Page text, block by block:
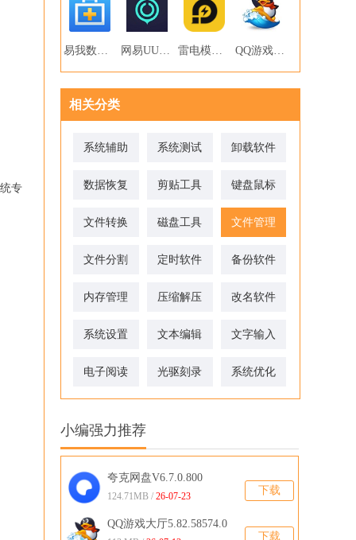
专
易我数据恢复 网易UU网游加速器 雷电模拟器 QQ游戏大厅
相关分类
系统辅助 系统测试 卸载软件
数据恢复 剪贴工具 键盘鼠标
文件转换 磁盘工具 文件管理
文件分割 定时软件 备份软件
内存管理 压缩解压 改名软件
系统设置 文本编辑 文字输入
电子阅读 光驱刻录 系统优化
小编强力推荐
下载
夸克网盘V6.7.0.800
124.71MB / 26-07-23
下载
QQ游戏大厅5.82.58574.0